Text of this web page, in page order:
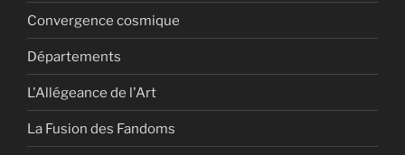
Convergence cosmique
Départements
L'Allégeance de l'Art
La Fusion des Fandoms